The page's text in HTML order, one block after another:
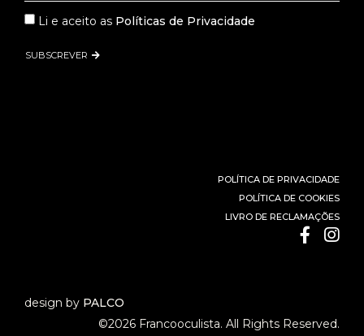
Li e aceito as Políticas de Privacidade
SUBSCREVER
POLÍTICA DE PRIVACIDADE
POLÍTICA DE COOKIES
LIVRO DE RECLAMAÇÕES
design by PALCO
©2026 Francooculista. All Rights Reserved.